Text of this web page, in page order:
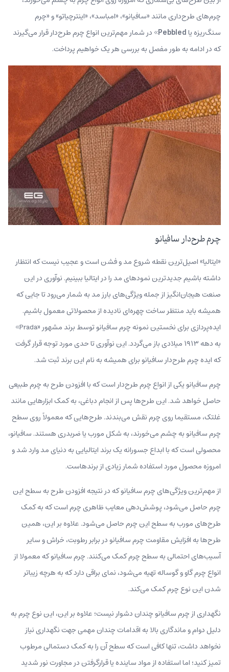
چرم‌های طرح‌داری مانند «سافیانو»، «امباسد»، «اینترچیاتو» و «چرم
سنگ‌ریزه یاPebbled» در شمار مهم‌ترین انواع چرم طرح‌دار قرار می‌گیرند
که در ادامه به‌ طور مفصل به بررسی هر یک خواهیم پرداخت.
چرم طرح‌دار سافیانو
«ایتالیا» اصیل‌ترین نقطه شروع مد و فشن است و عجیب نیست که انتظار
داشته باشیم جدیدترین نمودهای مد را در ایتالیا ببینیم. نوآوری در این
صنعت هیجان‌انگیز از جمله ویژگی‌های بارز مد به شمار می‌رود تا جایی که
همیشه باید منتظر ساخت چهره‌ای نادیده از محصولاتی معمول باشیم.
ایده‌پردازی برای نخستین نمونه چرم سافیانو توسط برند مشهور «Prada»
به دهه ۱۹۱۳ میلادی باز می‌گردد. این نوآوری تا حدی مورد توجه قرار گرفت
که ایده چرم طرح‌دار سافیانو برای همیشه به نام این برند ثبت شد.
چرم سافیانو یکی از انواع چرم طرح‌دار است که با افزودن طرح‌ به چرم طبیعی
حاصل خواهد شد. این طرح‌ها پس از انجام دباغی، به‌ کمک ابزارهایی مانند
غلتک، مستقیما روی چرم نقش می‌بندند. طرح‌هایی که معمولاً روی سطح
چرم سافیانو به چشم می‌خورند، به شکل مورب یا ضربدری هستند. سافیانو،
محصولی است که با ابداع جسورانه یک برند ایتالیایی به دنیای مد وارد شد و
امروزه محصول مورد استفاده شمار زیادی از برندهاست.
از مهم‌ترین ویژگی‌های چرم سافیانو که در نتیجه افزودن طرح به سطح این
چرم حاصل می‌شود، پوشش‌دهی معایب ظاهری چرم است که به کمک
طرح‌های مورب به سطح این چرم حاصل می‌شود. علاوه بر این، همین
طرح‌ها به افزایش مقاومت چرم سافیانو در برابر رطوبت، خراش و سایر
آسیب‌های احتمالی به سطح چرم کمک می‌کنند. چرم سافیانو که معمولا از
انواع چرم گاو و گوساله تهیه می‌شود، نمای براقی دارد که به هرچه زیباتر
شدن این نوع چرم کمک می‌کند.
نگهداری از چرم سافیانو چندان دشوار نیست؛ علاوه بر این، این نوع چرم به
دلیل دوام و ماندگاری بالا به اقدامات چندان مهمی جهت نگهداری نیاز
نخواهد داشت، تنها کافی است که سطح آن را به کمک دستمالی مرطوب
تمیز کنید؛ اما استفاده از مواد ساینده یا قرارگرفتن در مجاورت نور شدید